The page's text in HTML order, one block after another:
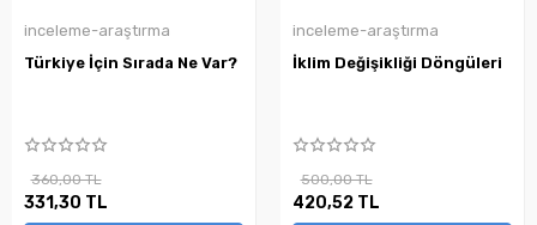
inceleme-araştırma
Türkiye İçin Sırada Ne Var?
360,00 TL
331,30 TL
inceleme-araştırma
İklim Değişikliği Döngüleri
500,00 TL
420,52 TL